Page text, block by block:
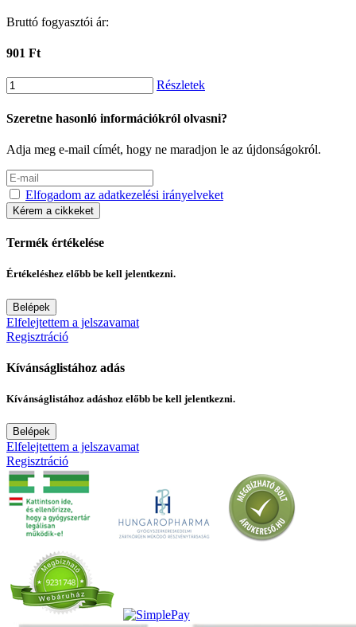
Bruttó fogyasztói ár:
901 Ft
Részletek
Szeretne hasonló információkról olvasni?
Adja meg e-mail címét, hogy ne maradjon le az újdonságokról.
Elfogadom az adatkezelési irányelveket
Kérem a cikkeket
Termék értékelése
Értékeléshez előbb be kell jelentkezni.
Belépek
Elfelejtettem a jelszavamat
Regisztráció
Kívánságlistához adás
Kívánságlistához adáshoz előbb be kell jelentkezni.
Belépek
Elfelejtettem a jelszavamat
Regisztráció